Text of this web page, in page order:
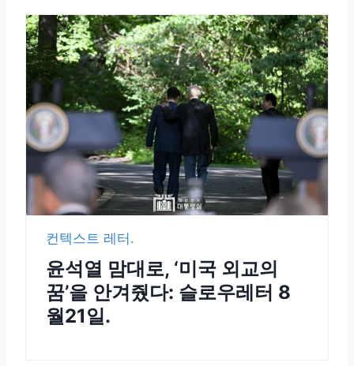
컨텍스트 레터.
윤석열 맘대로, ‘미국 외교의
꿈’을 안겨줬다: 슬로우레터 8
월21일.